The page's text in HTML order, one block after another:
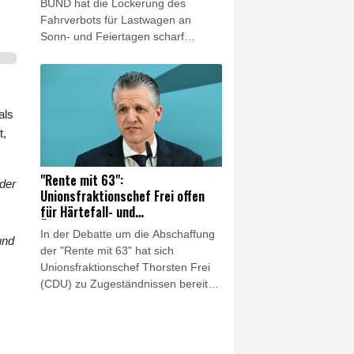
BUND hat die Lockerung des
Fahrverbots für Lastwagen an
Sonn- und Feiertagen scharf
wegen des Niedrigwassers in
Flüssen "den Schiffstransport jetzt
durch hunderte oder tausende Lkw-
Fahrten zu ersetzen", sagte der
Verbandsvorsitzende Olaf Bandt der
"Rheinischen Post"
(Samstagsausgabe). Dies werde
"Menschen und Klima" belasten.
"Rente mit 63":
Unionsfraktionschef Frei offen
für Härtefall- und
Übergangslösungen
In der Debatte um die Abschaffung
der "Rente mit 63" hat sich
Unionsfraktionschef Thorsten Frei
(CDU) zu Zugeständnissen bereit